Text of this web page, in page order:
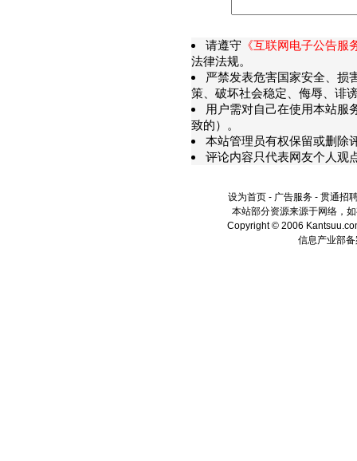
请遵守 《互联网电子公告服
法律法规。
严禁发表危害国家安全、损
策、破坏社会稳定、侮辱、诽
用户需对自己在使用本站服
致的）。
本站管理员有权保留或删除
评论内容只代表网友个人观
设为首页 - 广告服务 - 贯通招
本站部分资源来源于网络，
Copyright © 2006
信息产业部